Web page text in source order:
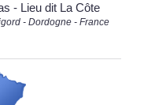
- Lieu dit La Côte
- Dordogne - France